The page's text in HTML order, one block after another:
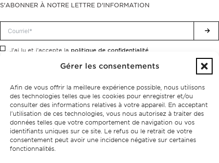
Gérer les consentements
Afin de vous offrir la meilleure expérience possible, nous utilisons
des technologies telles que les cookies pour enregistrer et/ou
consulter des informations relatives à votre appareil. En acceptant
l'utilisation de ces technologies, vous nous autorisez à traiter des
données telles que votre comportement de navigation ou vos
identifiants uniques sur ce site. Le refus ou le retrait de votre
consentement peut avoir une incidence négative sur certaines
fonctionnalités.
S'ABONNER À NOTRE LETTRE D'INFORMATION
J'ai lu et j'accepte la politique de confidentialité.